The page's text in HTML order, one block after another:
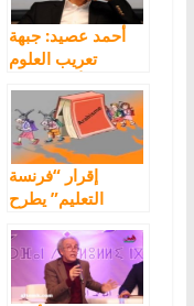
أحمد عصيد: جبهة
تعريب العلوم
وأبناؤهم لايدرسون
في التعليم
العمومي
إقرار “فرنسة
التعليم” يطرح
الكارثية ل40 سنة
من التعريب في
المغرب